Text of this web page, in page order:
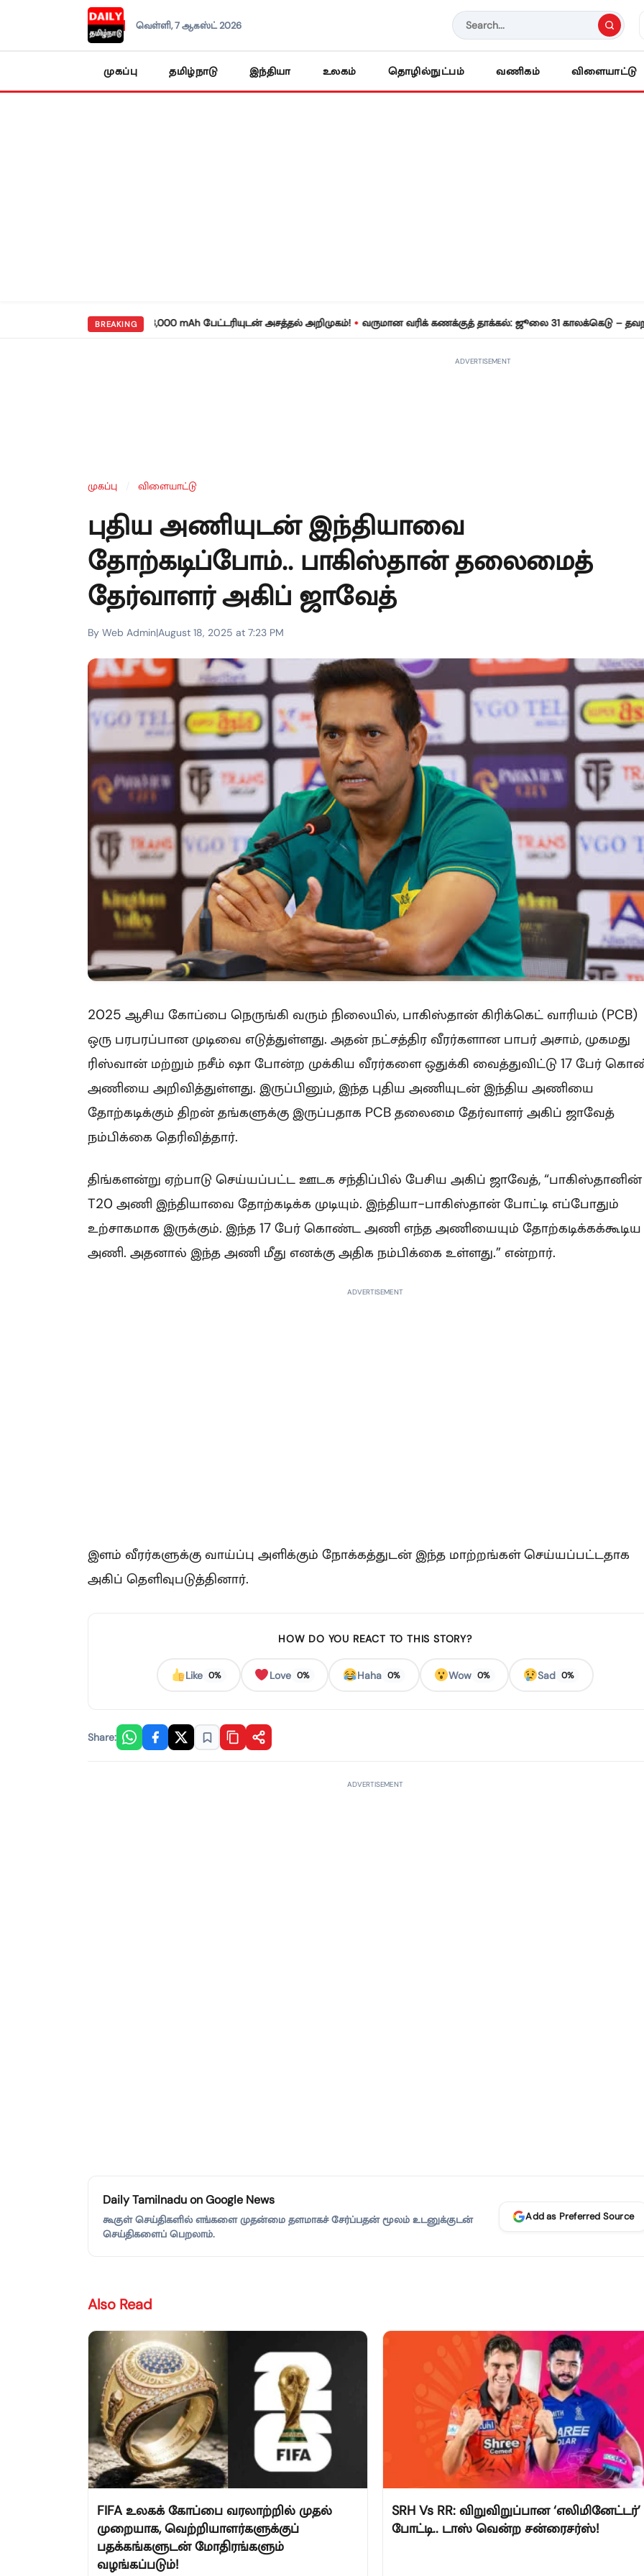
வெள்ளி, 7 ஆகஸ்ட் 2026
முகப்பு தமிழ்நாடு இந்தியா உலகம் தொழில்நுட்பம் வணிகம் விளையாட்டு
BREAKING
நோட் 17 5ஜி: 8,000 mAh பேட்டரியுடன் அசத்தல் அறிமுகம்! • வருமான வரிக் கணக்குத் தாக்கல்: ஜூலை 31 காலக்கெடு – தவறினால்
ADVERTISEMENT
முகப்பு விளையாட்டு
புதிய அணியுடன் இந்தியாவை
தோற்கடிப்போம்.. பாகிஸ்தான் தலைமைத்
தேர்வாளர் அகிப் ஜாவேத்
By Web Admin|August 18, 2025 at 7:23 PM
2025 ஆசிய கோப்பை நெருங்கி வரும் நிலையில், பாகிஸ்தான் கிரிக்கெட் வாரியம் (PCB)
ஒரு பரபரப்பான முடிவை எடுத்துள்ளது. அதன் நட்சத்திர வீரர்களான பாபர் அசாம், முகமது
ரிஸ்வான் மற்றும் நசீம் ஷா போன்ற முக்கிய வீரர்களை ஒதுக்கி வைத்துவிட்டு 17 பேர்
அணியை அறிவித்துள்ளது. இருப்பினும், இந்த புதிய அணியுடன் இந்திய அணியை
தோற்கடிக்கும் திறன் தங்களுக்கு இருப்பதாக PCB தலைமை தேர்வாளர் அகிப் ஜாவேத்
நம்பிக்கை தெரிவித்தார்.
திங்களன்று ஏற்பாடு செய்யப்பட்ட ஊடக சந்திப்பில் பேசிய அகிப் ஜாவேத், “பாகிஸ்தானின்
T20 அணி இந்தியாவை தோற்கடிக்க முடியும். இந்தியா-பாகிஸ்தான் போட்டி எப்போதும்
உற்சாகமாக இருக்கும். இந்த 17 பேர் கொண்ட அணி எந்த அணியையும் தோற்கடிக்கக்கூடிய
அணி. அதனால் இந்த அணி மீது எனக்கு அதிக நம்பிக்கை உள்ளது.” என்றார்.
ADVERTISEMENT
இளம் வீரர்களுக்கு வாய்ப்பு அளிக்கும் நோக்கத்துடன் இந்த மாற்றங்கள் செய்யப்பட்டதாக
அகிப் தெளிவுபடுத்தினார்.
HOW DO YOU REACT TO THIS STORY?
Like 0% Love 0% Haha 0% Wow 0% Sad 0%
Share:
ADVERTISEMENT
Daily Tamilnadu on Google News
கூகுள் செய்திகளில் எங்களை முதன்மை தளமாகச் சேர்ப்பதன் மூலம் உடனுக்குடன்
செய்திகளைப் பெறலாம்.
Add as Preferred Source
Also Read
FIFA உலகக் கோப்பை வரலாற்றில் முதல்
முறையாக, வெற்றியாளர்களுக்குப்
பதக்கங்களுடன் மோதிரங்களும்
வழங்கப்படும்!
SRH Vs RR: விறுவிறுப்பான ‘எலிமினேட்டர்’
போட்டி.. டாஸ் வென்ற சன்ரைசர்ஸ்!